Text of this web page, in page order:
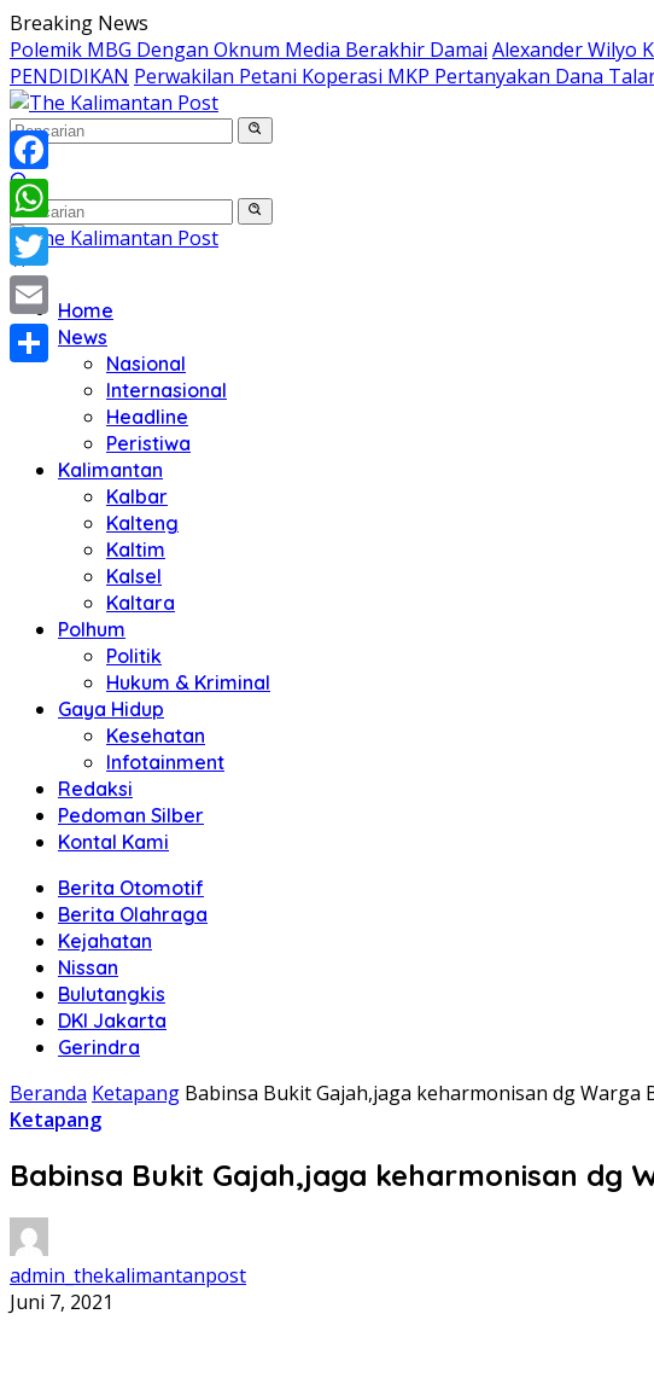
Langsung
ke
konten
Breaking News
Polemik MBG Dengan Oknum Media Berakhir Damai Alexander Wilyo
PENDIDIKAN Perwakilan Petani Koperasi MKP Pertanyakan Dana
Home
News
Nasional
Internasional
Headline
Peristiwa
Kalimantan
Kalbar
Kalteng
Kaltim
Kalsel
Kaltara
Polhum
Politik
Hukum & Kriminal
Gaya Hidup
Kesehatan
Infotainment
Redaksi
Pedoman Silber
Kontal Kami
Berita Otomotif
Berita Olahraga
Kejahatan
Nissan
Bulutangkis
DKI Jakarta
Gerindra
Beranda Ketapang Babinsa Bukit Gajah,jaga keharmonisan dg Warga
Ketapang
Babinsa Bukit Gajah,jaga keharmonisan dg
admin_thekalimantanpost
Juni 7, 2021
Facebook
WhatsApp
Twitter
Email